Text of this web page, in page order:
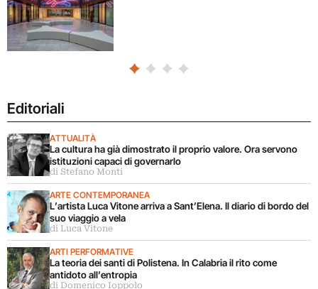
Editoriali
ATTUALITÀ
La cultura ha già dimostrato il proprio valore. Ora servono
istituzioni capaci di governarlo
di Stefano Monti
ARTE CONTEMPORANEA
L’artista Luca Vitone arriva a Sant’Elena. Il diario di bordo del
suo viaggio a vela
di Luca Vitone
ARTI PERFORMATIVE
La teoria dei santi di Polistena. In Calabria il rito come
antidoto all’entropia
di Domenico Ioppolo